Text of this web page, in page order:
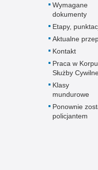
Wymagane
dokumenty
Etapy,
Aktualne
Kontakt
Praca w
Służby
Klasy
mundurowe
Ponownie
policjantem